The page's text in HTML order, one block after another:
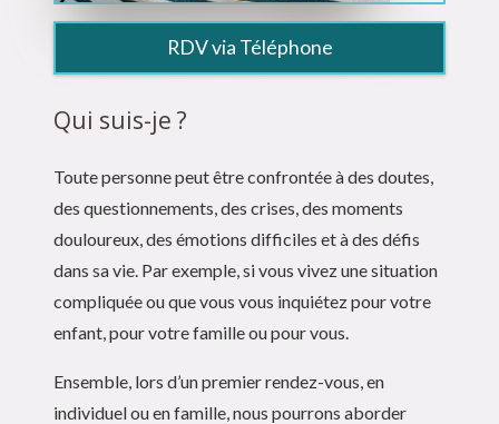
RDV via Téléphone
Qui suis-je ?
Toute personne peut être confrontée à des doutes,
des questionnements, des crises, des moments
douloureux, des émotions difficiles et à des défis
dans sa vie. Par exemple, si vous vivez une situation
compliquée ou que vous vous inquiétez pour votre
enfant, pour votre famille ou pour vous.
Ensemble, lors d’un premier rendez-vous, en
individuel ou en famille, nous pourrons aborder